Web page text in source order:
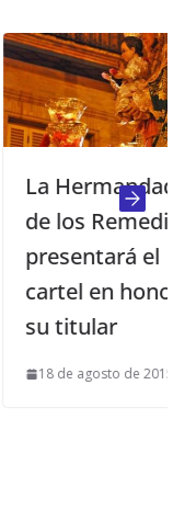
Hermandad
los Remedios
el
en honor a
titular
18 de agosto de 2015